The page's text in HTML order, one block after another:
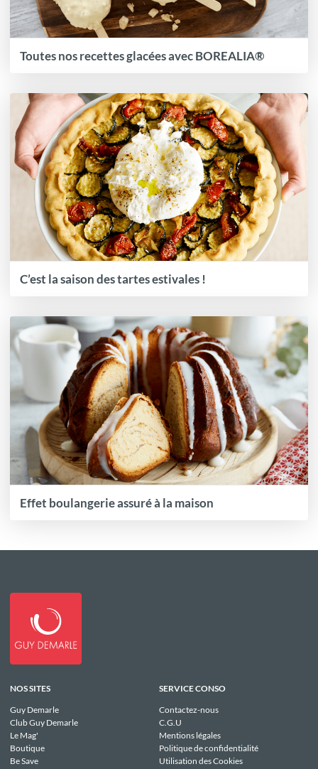
Toutes nos recettes glacées avec BOREALIA®
C’est la saison des tartes estivales !
Effet boulangerie assuré à la maison
NOS SITES
Guy Demarle
Club Guy Demarle
Le Mag'
Boutique
Be Save
SERVICE CONSO
Contactez-nous
C.G.U
Mentions légales
Politique de confidentialité
Utilisation des Cookies